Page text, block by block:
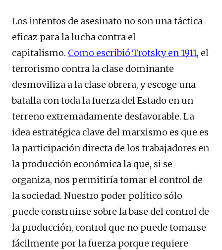
Los intentos de asesinato no son una táctica
eficaz para la lucha contra el
capitalismo. Como escribió Trotsky en 1911, el
terrorismo contra la clase dominante
desmoviliza a la clase obrera, y escoge una
batalla con toda la fuerza del Estado en un
terreno extremadamente desfavorable. La
idea estratégica clave del marxismo es que es
la participación directa de los trabajadores en
la producción económica la que, si se
organiza, nos permitiría tomar el control de
la sociedad. Nuestro poder político sólo
puede construirse sobre la base del control de
la producción, control que no puede tomarse
fácilmente por la fuerza porque requiere